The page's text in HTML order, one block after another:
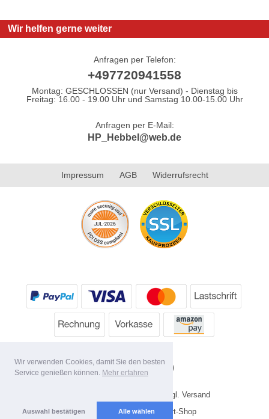
Wir verwenden Cookies, damit Sie den besten
Service genießen können. Mehr erfahren
Auswahl bestätigen Alle wählen
Wir helfen gerne weiter
Anfragen per Telefon:
+497720941558
Montag: GESCHLOSSEN (nur Versand) - Dienstag bis
Freitag: 16.00 - 19.00 Uhr und Samstag 10.00-15.00 Uhr
Anfragen per E-Mail:
HP_Hebbel@web.de
Impressum AGB Widerrufsrecht
* Alle Preise inkl. MwSt. evtl. zzgl. Versand
Copyright 2026 by HP's Sport-Shop